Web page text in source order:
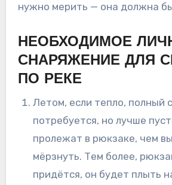
нужно мерить — она должна
НЕОБХОДИМОЕ
СНАРЯЖЕНИЕ ДЛЯ
ПО РЕКЕ
Летом, если тепло, полный
потребуется, но лучше
пролежат в рюкзаке, чем
мёрзнуть. Тем более,
придётся, он будет плыть